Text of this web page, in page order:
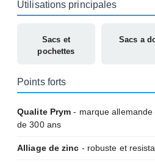
Utilisations principales
Sacs et
pochettes
Sacs a
Points forts
Qualite Prym - marque
de 300 ans
Alliage de zinc - robuste et